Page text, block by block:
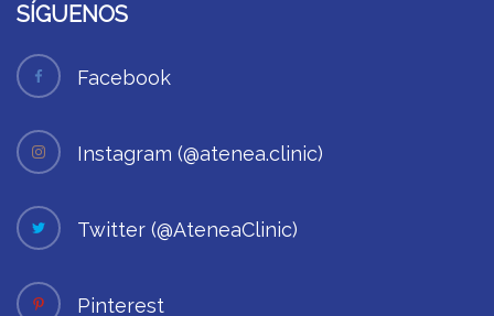
SÍGUENOS
Facebook
Instagram (@atenea.clinic)
Twitter (@AteneaClinic)
Pinterest